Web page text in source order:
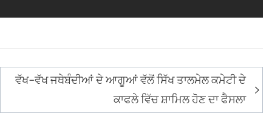
ਵੱਖ-ਵੱਖ ਜਥੇਬੰਦੀਆਂ ਦੇ ਆਗੂਆਂ ਵੱਲੋਂ ਸਿੱਖ ਤਾਲਮੇਲ ਕਮੇਟੀ ਦੇ
ਕਾਫਲੇ ਵਿੱਚ ਸ਼ਾਮਿਲ ਹੋਣ ਦਾ ਫੈਸਲਾ